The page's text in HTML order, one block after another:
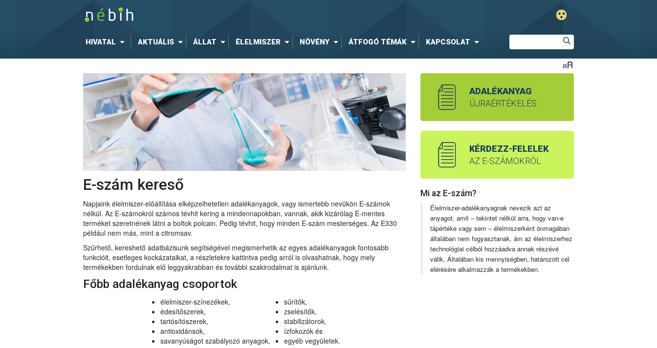
HIVATAL AKTUÁLIS ÁLLAT ÉLELMISZER NÖVÉNY ÁTFOGÓ TÉMÁK KAPCSOLAT
E-szám kereső
Napjaink élelmiszer-előállítása elképzelhetetlen adalékanyagok, vagy ismertebb nevükön E-számok
nélkül. Az E-számokról számos tévhit kering a mindennapokban, vannak, akik kizárólag E-mentes
terméket szeretnének látni a boltok polcain. Pedig tévhit, hogy minden E-szám mesterséges. Az E330
például nem más, mint a citromsav.
Szűrhető, kereshető adatbázisunk segítségével megismerhetik az egyes adalékanyagok fontosabb
funkcióit, esetleges kockázataikat, a részletekre kattintva pedig arról is olvashatnak, hogy mely
termékekben fordulnak elő leggyakrabban és további szakirodalmat is ajánlunk.
Főbb adalékanyag csoportok
élelmiszer-színezékek,
édesítőszerek,
tartósítószerek,
antioxidánsok,
savanyúságot szabályozó anyagok,
sűrítők,
zselésítők,
stabilizátorok,
ízfokozók és
egyéb vegyületek.
ADALÉKANYAG
ÚJRAÉRTÉKELÉS
KÉRDEZZ-FELELEK
AZ E-SZÁMOKRÓL
Mi az E-szám?
Élelmiszer-adalékanyagnak nevezik azt az
anyagot, amit – tekintet nélkül arra, hogy van-e
tápértéke vagy sem – élelmiszerként önmagában
általában nem fogyasztanak, ám az élelmiszerhez
technológiai célból hozzáadva annak részévé
válik. Általában kis mennyiségben, határozott cél
elérésére alkalmazzák a termékekben.